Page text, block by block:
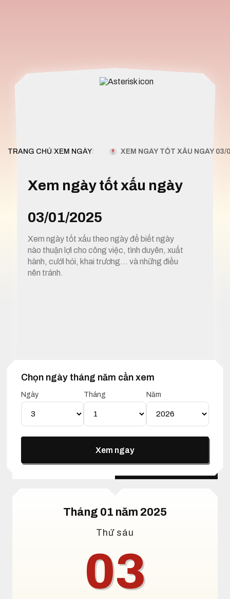
TRANG CHỦ/XEM NGÀY/ XEM NGÀY TỐT XẤU NGÀY 03/
Xem ngày tốt xấu ngày
03/01/2025
Xem ngày tốt xấu theo ngày để biết ngày
nào thuận lợi cho công việc, tình duyên, xuất
hành, cưới hỏi, khai trương… và những điều
nên tránh.
Chọn ngày tháng năm cần xem
Ngày Tháng Năm
Xem ngay
1. Xem ngày tốt xấu 3 tháng 1 năm 2025
Lịch Vạn Niên 03 Tháng 01
Năm 2025
Lịch dương Lịch âm
Tháng 01 năm 2025
Thứ sáu
03